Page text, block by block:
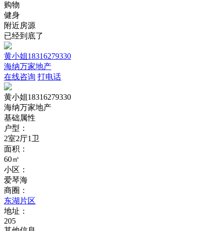
购物
健身
附近房源
已经到底了
黄小姐18316279330
海纳万家地产
在线咨询 打电话
黄小姐18316279330
海纳万家地产
基础属性
户型：
2室2厅1卫
面积：
60㎡
小区：
爱琴海
商圈：
东湖片区
地址：
205